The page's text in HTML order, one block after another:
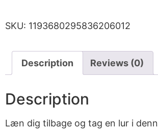
SKU: 1193680295836206012
Description Reviews (0)
Description
Læn dig tilbage og tag en lur i